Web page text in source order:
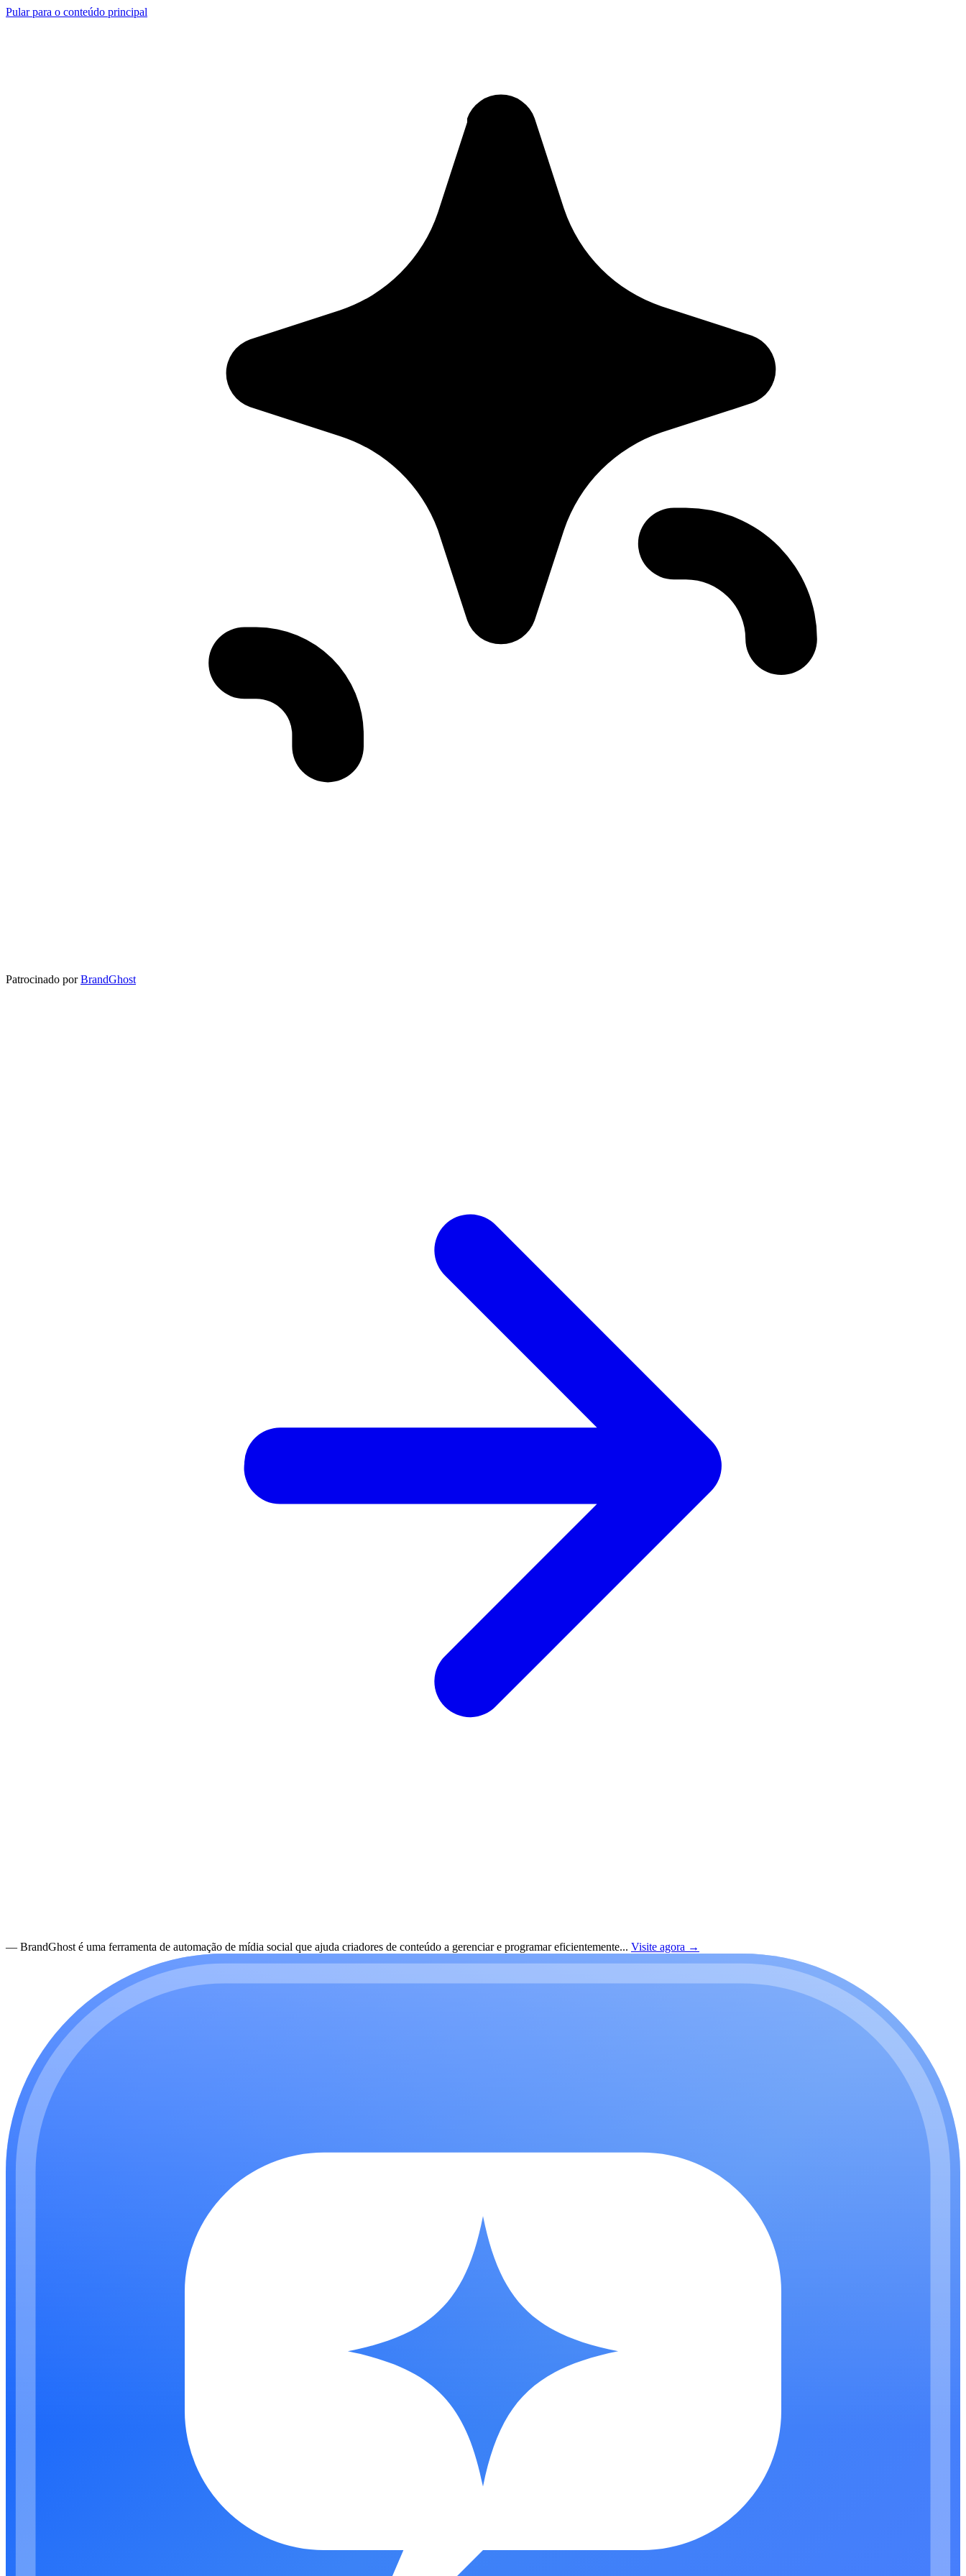
Pular para o conteúdo principal
Patrocinado por BrandGhost
— BrandGhost é uma ferramenta de automação de mídia social que ajuda criadores de conteúdo a gerenciar e programar eficientemente... Visite agora →